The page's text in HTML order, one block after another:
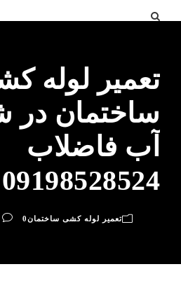
تعمیر لوله
ساختمان در
آب فاضلاب
09198528524 پکیج
تعمیر لوله کشی ساختمان0